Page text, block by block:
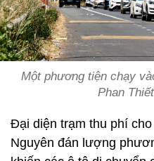
Một phương tiện chạy
Phan
Đại diện trạm thu phí
Nguyên đán lượng